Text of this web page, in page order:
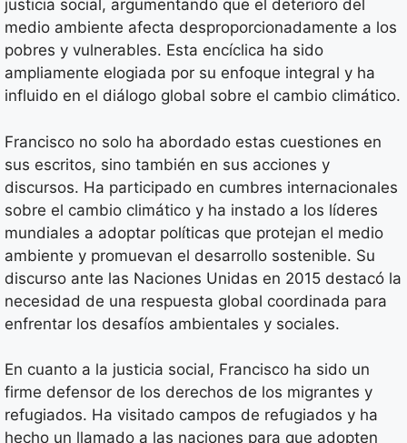
justicia social, argumentando que el deterioro del
medio ambiente afecta desproporcionadamente a los
pobres y vulnerables. Esta encíclica ha sido
ampliamente elogiada por su enfoque integral y ha
influido en el diálogo global sobre el cambio climático.
Francisco no solo ha abordado estas cuestiones en
sus escritos, sino también en sus acciones y
discursos. Ha participado en cumbres internacionales
sobre el cambio climático y ha instado a los líderes
mundiales a adoptar políticas que protejan el medio
ambiente y promuevan el desarrollo sostenible. Su
discurso ante las Naciones Unidas en 2015 destacó la
necesidad de una respuesta global coordinada para
enfrentar los desafíos ambientales y sociales.
En cuanto a la justicia social, Francisco ha sido un
firme defensor de los derechos de los migrantes y
refugiados. Ha visitado campos de refugiados y ha
hecho un llamado a las naciones para que adopten